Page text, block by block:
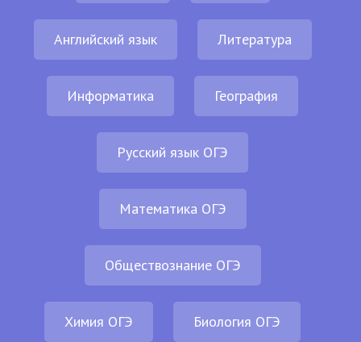
Английский язык Литература
Информатика География
Русский язык ОГЭ
Математика ОГЭ
Обществознание ОГЭ
Химия ОГЭ Биология ОГЭ